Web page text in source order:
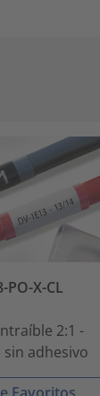
PO-X-CL
2:1 -
adhesivo